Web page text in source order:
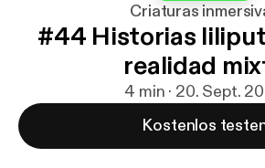
Criaturas
#44 Historias
realidad
4 min · 20. Sept.
Kostenlos